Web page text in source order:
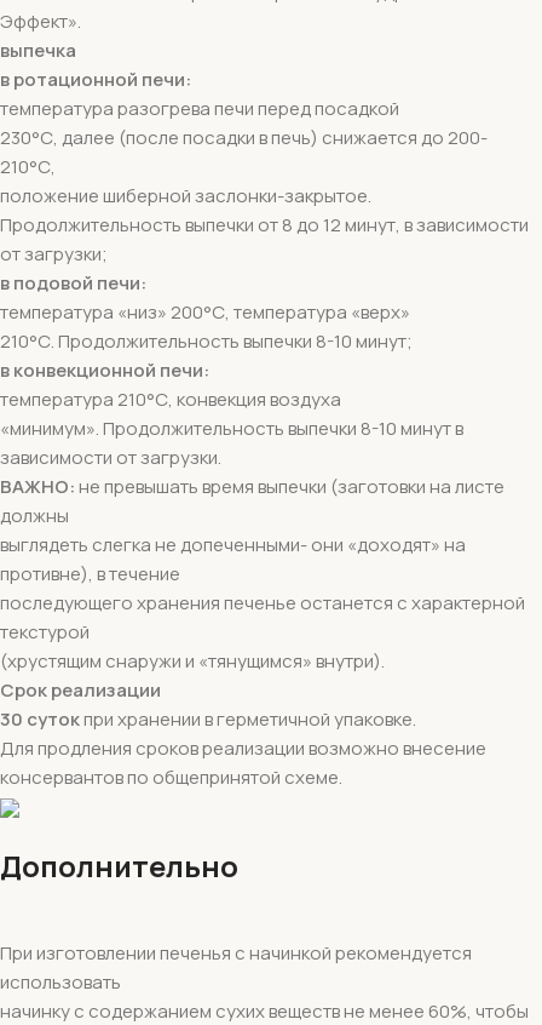
Эффект».
выпечка
в ротационной печи:
температура разогрева печи перед посадкой
230°С, далее (после посадки в печь) снижается до 200-
210°С,
положение шиберной заслонки-закрытое.
Продолжительность выпечки от 8 до 12 минут, в зависимости
от загрузки;
в подовой печи:
температура «низ» 200°С, температура «верх»
210°С. Продолжительность выпечки 8-10 минут;
в конвекционной печи:
температура 210°С, конвекция воздуха
«минимум». Продолжительность выпечки 8-10 минут в
зависимости от загрузки.
ВАЖНО: не превышать время выпечки (заготовки на листе
должны
выглядеть слегка не допеченными- они «доходят» на
противне), в течение
последующего хранения печенье останется с характерной
текстурой
(хрустящим снаружи и «тянущимся» внутри).
Срок реализации
30 сутокпри хранении в герметичной упаковке.
Для продления сроков реализации возможно внесение
консервантов по общепринятой схеме.
Дополнительно
При изготовлении печенья с начинкой рекомендуется
использовать
начинку с содержанием сухих веществ не менее 60%, чтобы